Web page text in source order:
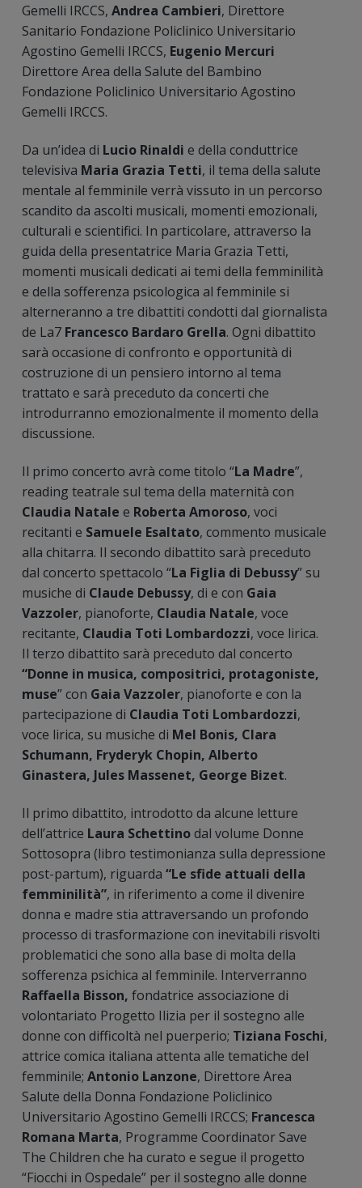
Gemelli IRCCS, Andrea Cambieri, Direttore
Sanitario Fondazione Policlinico Universitario
Agostino Gemelli IRCCS, Eugenio Mercuri
Direttore Area della Salute del Bambino
Fondazione Policlinico Universitario Agostino
Gemelli IRCCS.
Da un’idea di Lucio Rinaldi e della conduttrice
televisiva Maria Grazia Tetti, il tema della salute
mentale al femminile verrà vissuto in un percorso
scandito da ascolti musicali, momenti emozionali,
culturali e scientifici. In particolare, attraverso la
guida della presentatrice Maria Grazia Tetti,
momenti musicali dedicati ai temi della femminilità
e della sofferenza psicologica al femminile si
alterneranno a tre dibattiti condotti dal giornalista
de La7 Francesco Bardaro Grella. Ogni dibattito
sarà occasione di confronto e opportunità di
costruzione di un pensiero intorno al tema
trattato e sarà preceduto da concerti che
introdurranno emozionalmente il momento della
discussione.
Il primo concerto avrà come titolo “La Madre”,
reading teatrale sul tema della maternità con
Claudia Natale e Roberta Amoroso, voci
recitanti e Samuele Esaltato, commento musicale
alla chitarra. Il secondo dibattito sarà preceduto
dal concerto spettacolo “La Figlia di Debussy” su
musiche di Claude Debussy, di e con Gaia
Vazzoler, pianoforte, Claudia Natale, voce
recitante, Claudia Toti Lombardozzi, voce lirica.
Il terzo dibattito sarà preceduto dal concerto
“Donne in musica, compositrici, protagoniste,
muse” con Gaia Vazzoler, pianoforte e con la
partecipazione di Claudia Toti Lombardozzi,
voce lirica, su musiche di Mel Bonis, Clara
Schumann, Fryderyk Chopin, Alberto
Ginastera, Jules Massenet, George Bizet.
Il primo dibattito, introdotto da alcune letture
dell’attrice Laura Schettinodal volume Donne
Sottosopra (libro testimonianza sulla depressione
post-partum), riguarda “Le sfide attuali della
femminilità”, in riferimento a come il divenire
donna e madre stia attraversando un profondo
processo di trasformazione con inevitabili risvolti
problematici che sono alla base di molta della
sofferenza psichica al femminile. Interverranno
Raffaella Bisson, fondatrice associazione di
volontariato Progetto Ilizia per il sostegno alle
donne con difficoltà nel puerperio; Tiziana Foschi,
attrice comica italiana attenta alle tematiche del
femminile; Antonio Lanzone, Direttore Area
Salute della Donna Fondazione Policlinico
Universitario Agostino Gemelli IRCCS; Francesca
Romana Marta, Programme Coordinator Save
The Children che ha curato e segue il progetto
“Fiocchi in Ospedale” per il sostegno alle donne